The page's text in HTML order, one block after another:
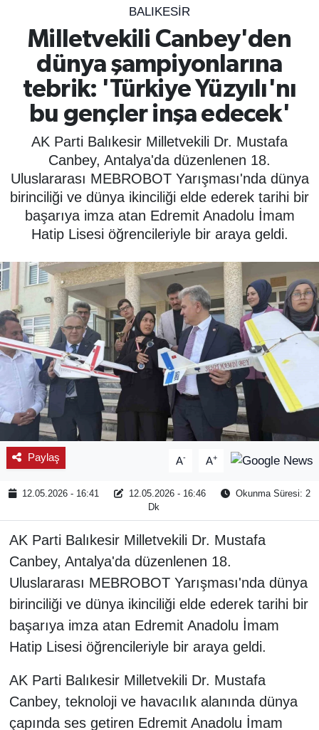
BALIKESIR
Milletvekili Canbey'den
dünya şampiyonlarına
tebrik: 'Türkiye Yüzyılı'nı
bu gençler inşa edecek'
AK Parti Balıkesir Milletvekili Dr. Mustafa
Canbey, Antalya'da düzenlenen 18.
Uluslararası MEBROBOT Yarışması'nda dünya
birinciliği ve dünya ikinciliği elde ederek tarihi bir
başarıya imza atan Edremit Anadolu İmam
Hatip Lisesi öğrencileriyle bir araya geldi.
Paylaş A- A+
12.05.2026 - 16:41 12.05.2026 - 16:46
Okunma Süresi: 2
Dk
AK Parti Balıkesir Milletvekili Dr. Mustafa
Canbey, Antalya'da düzenlenen 18.
Uluslararası MEBROBOT Yarışması'nda dünya
birinciliği ve dünya ikinciliği elde ederek tarihi bir
başarıya imza atan Edremit Anadolu İmam
Hatip Lisesi öğrencileriyle bir araya geldi.
AK Parti Balıkesir Milletvekili Dr. Mustafa
Canbey, teknoloji ve havacılık alanında dünya
çapında ses getiren Edremit Anadolu İmam
SPOR
ÇEVRE
YAŞAM
BİLİM - TEKNOLOJİ
KADIN
KÜLTÜR SANAT
MAGAZİN